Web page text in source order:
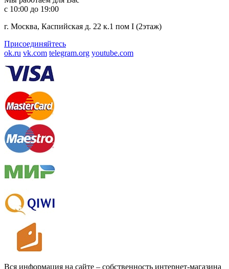
с 10:00 до 19:00
г. Москва, Каспийская д. 22 к.1 пом I (2этаж)
Присоединяйтесь
ok.ru vk.com telegram.org youtube.com
Вся информация на сайте – собственность интернет-магазина